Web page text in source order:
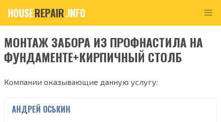
HOUSEREPAIR.INFO
МОНТАЖ ЗАБОРА ИЗ ПРОФНАСТИЛА НА
ФУНДАМЕНТЕ+КИРПИЧНЫЙ СТОЛБ
Компании оказывающие данную услугу:
АНДРЕЙ ОСЬКИН